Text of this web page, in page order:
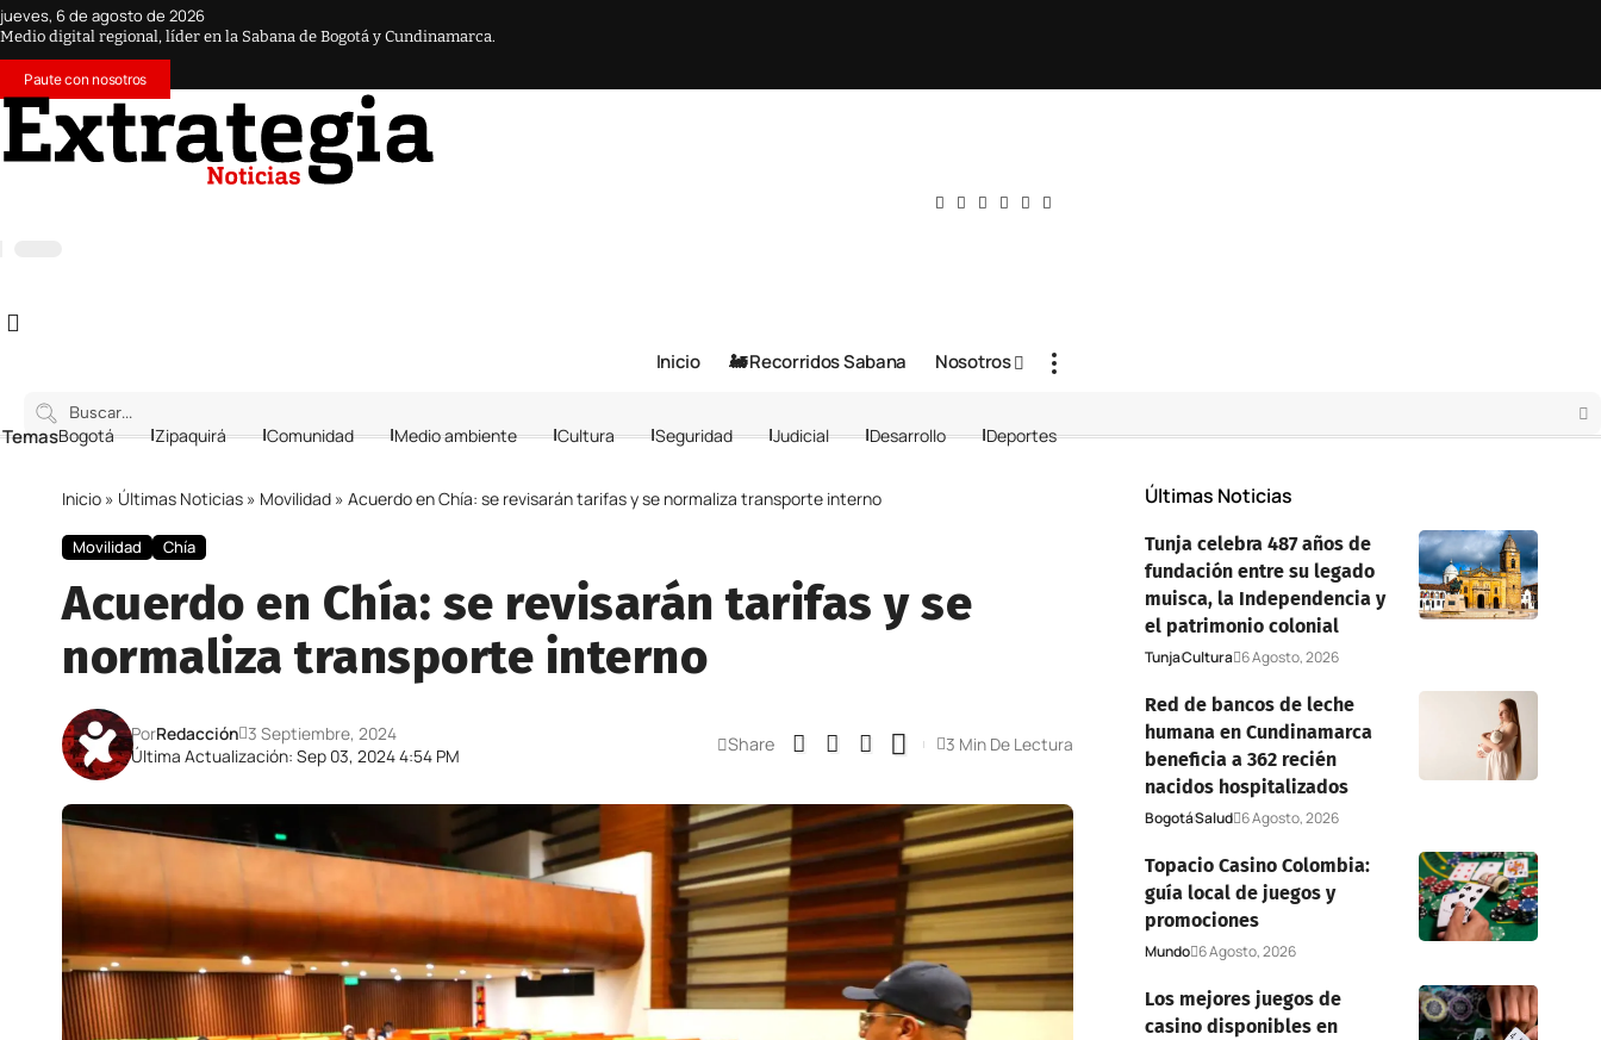
jueves, 6 de agosto de 2026
Medio digital regional, líder en la Sabana de Bogotá y Cundinamarca.
Paute con nosotros
Inicio 🚂 Recorridos Sabana Nosotros
Bogotá Zipaquirá Comunidad Medio ambiente Cultura Seguridad Judicial Desarrollo Deportes
Inicio » Últimas Noticias » Movilidad » Acuerdo en Chía: se revisarán tarifas y se normaliza transporte interno
Movilidad Chía
Acuerdo en Chía: se revisarán tarifas y se
normaliza transporte interno
Última Actualización: Sep 03, 2024 4:54 PM
PorRedacción 3 Septiembre, 2024 Share 3 Min De Lectura
Últimas Noticias
Tunja celebra 487 años de
fundación entre su legado
muisca, la Independencia y
el patrimonio colonial
TunjaCultura 6 Agosto, 2026
Red de bancos de leche
humana en Cundinamarca
beneficia a 362 recién
nacidos hospitalizados
BogotáSalud 6 Agosto, 2026
Topacio Casino Colombia:
guía local de juegos y
promociones
Mundo 6 Agosto, 2026
Los mejores juegos de
casino disponibles en